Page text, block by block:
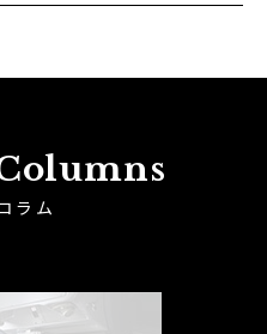
ラム